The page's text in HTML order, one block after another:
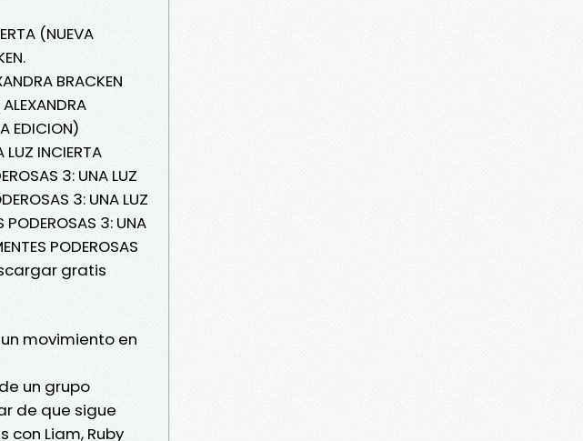
(NUEVA
BRACKEN
EDICION)
INCIERTA
3: UNA LUZ
3: UNA LUZ
PODEROSAS 3: UNA
PODEROSAS
gratis
movimiento en
un grupo
de que sigue
Liam, Ruby